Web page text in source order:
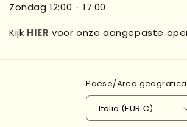
Zondag 12:00 - 17:00
Kijk HIER voor onze aangepaste
Paese/Area geografica
Italia (EUR €)